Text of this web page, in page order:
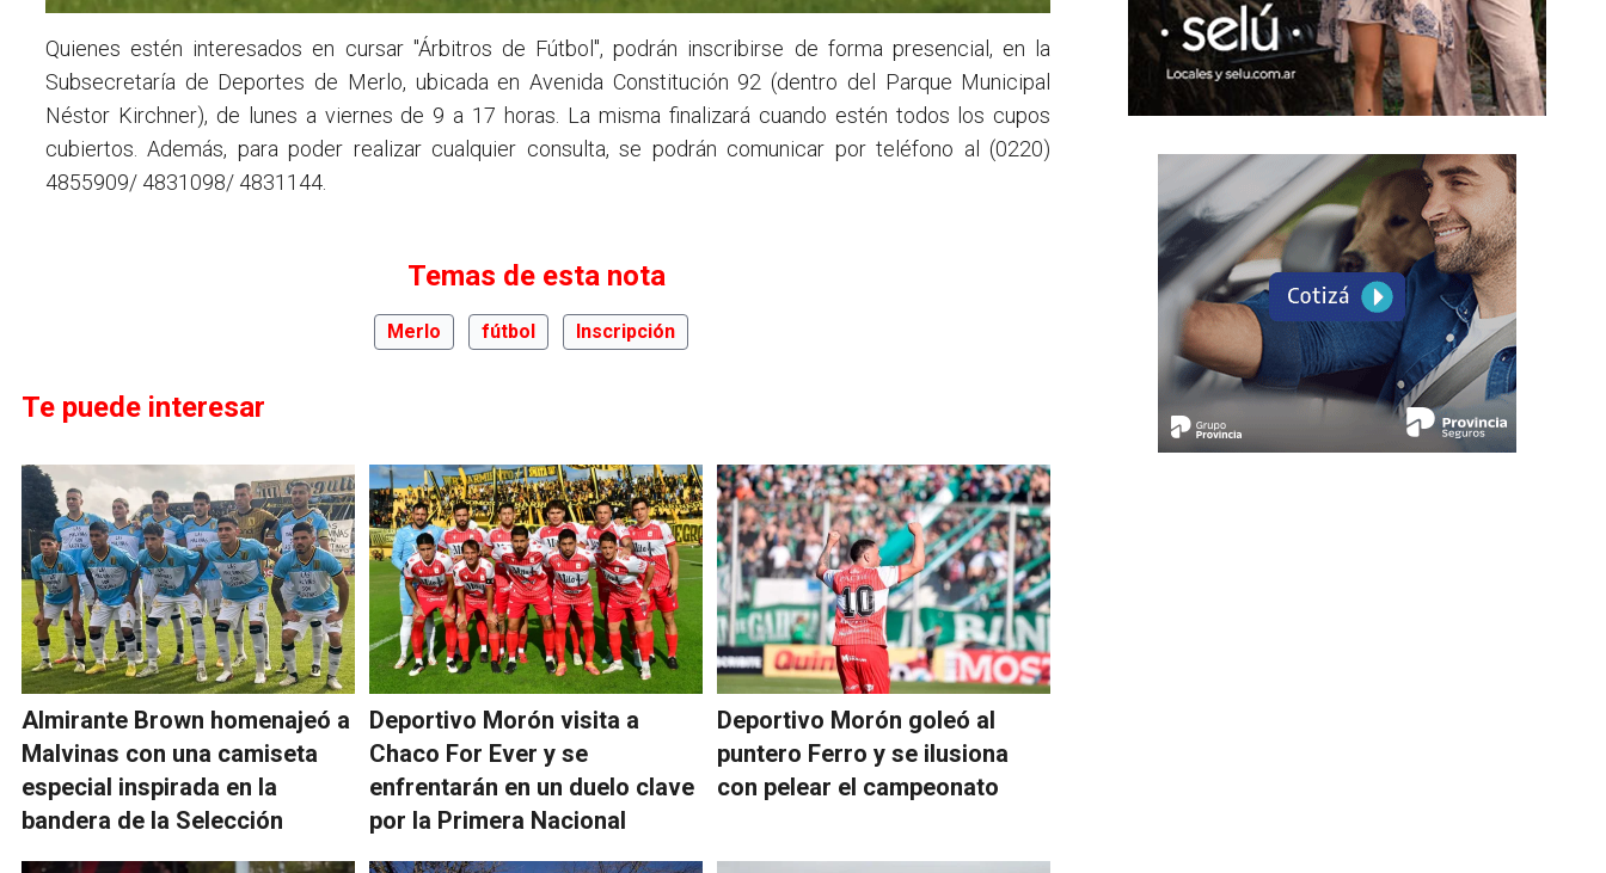
Quienes estén interesados en cursar "Árbitros de Fútbol", podrán inscribirse de forma presencial, en la
Subsecretaría de Deportes de Merlo, ubicada en Avenida Constitución 92 (dentro del Parque Municipal
Néstor Kirchner), de lunes a viernes de 9 a 17 horas. La misma finalizará cuando estén todos los cupos
cubiertos. Además, para poder realizar cualquier consulta, se podrán comunicar por teléfono al (0220)
4855909/ 4831098/ 4831144.
Temas de esta nota
Merlo fútbol Inscripción
Te puede interesar
Almirante Brown homenajeó a
Malvinas con una camiseta
especial inspirada en la
bandera de la Selección
Deportivo Morón visita a
Chaco For Ever y se
enfrentarán en un duelo clave
por la Primera Nacional
Deportivo Morón goleó al
puntero Ferro y se ilusiona
con pelear el campeonato